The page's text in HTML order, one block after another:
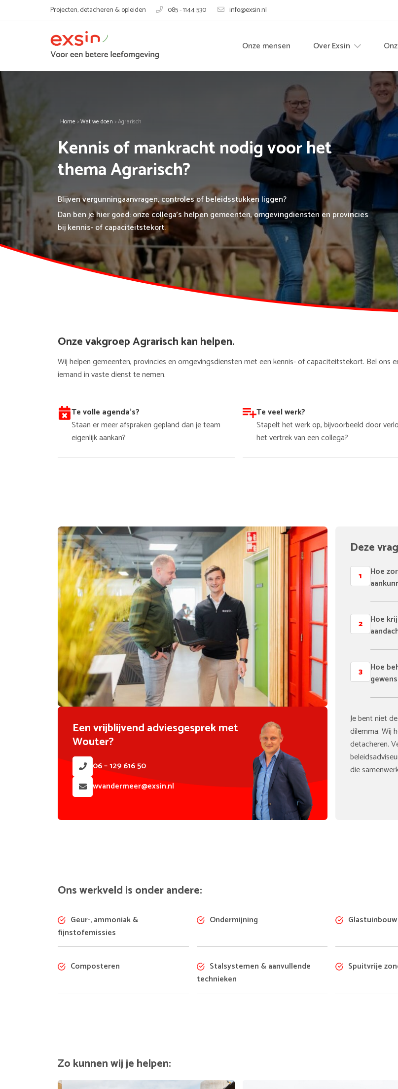
Projecten, detacheren & opleiden 085 - 1144 530 info@exsin.nl
Onze mensen Over Exsin
Home >Wat we doen >Agrarisch
Kennis of mankracht nodig voor het
thema Agrarisch?
Blijven vergunningaanvragen, controles of beleidsstukken liggen?
Dan ben je hier goed: onze collega’s helpen gemeenten, omgevingdiensten en provincies
bij kennis- of capaciteitstekort.
Onze vakgroep Agrarisch kan helpen.
Wij helpen gemeenten, provincies en omgevingsdiensten met een kennis- of capaciteitstekort. Bel ons
iemand in vaste dienst te nemen.
Te volle agenda's?
Staan er meer afspraken gepland dan je team
eigenlijk aankan?
Te veel werk?
Stapelt het werk op, bijvoorbeeld door
het vertrek van een collega?
Een vrijblijvend adviesgesprek met
Wouter?
06 – 129 616 50
wvandermeer@exsin.nl
Deze
1
Hoe
2
Hoe
3
Hoe
Je bent niet
dilemma. Wij
detacheren.
die
Ons werkveld is onder andere:
Geur-, ammoniak &
fijnstofemissies
Ondermijning Glastuinbouw
Composteren
Stalsystemen & aanvullende
technieken
Spuitvrije
Zo kunnen wij je helpen: